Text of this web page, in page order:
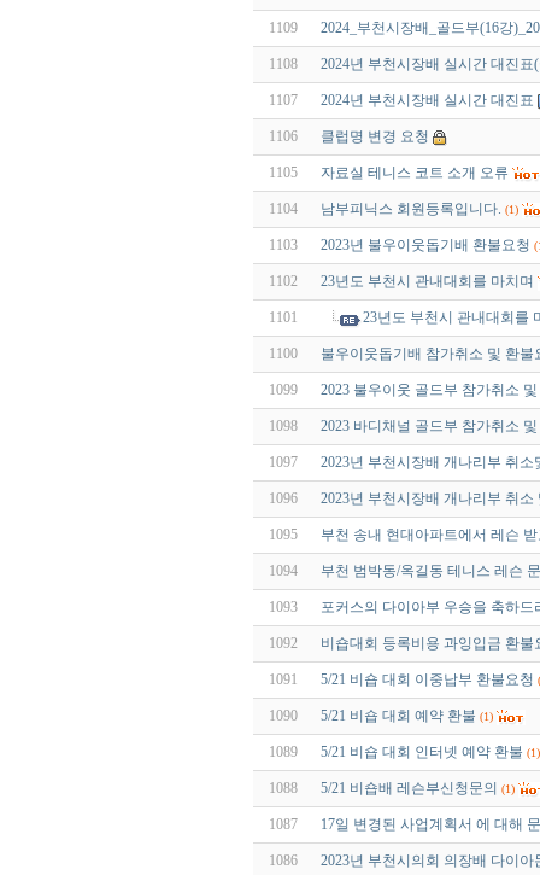
1109 2024_부천시장배_골드부(16강
1108 2024년 부천시장배 실시간 대진표
1107 2024년 부천시장배 실시간 대진표
1106 클럽명 변경 요청
1105 자료실 테니스 코트 소개 오류
1104 남부피닉스 회원등록입니다. (1)
1103 2023년 불우이웃돕기배 환불요청
1102 23년도 부천시 관내대회를 마치며
1101 23년도 부천시 관내대회를
1100 불우이웃돕기배 참가취소 및 환불
1099 2023 불우이웃 골드부 참가취소
1098 2023 바디채널 골드부 참가취소
1097 2023년 부천시장배 개나리부 취소
1096 2023년 부천시장배 개나리부 취소
1095 부천 송내 현대아파트에서 레슨
1094 부천 범박동/옥길동 테니스 레슨
1093 포커스의 다이아부 우승을 축하드
1092 비숍대회 등록비용 과잉입금 환불
1091 5/21 비숍 대회 이중납부 환불요청
1090 5/21 비숍 대회 예약 환불 (1)
1089 5/21 비숍 대회 인터넷 예약 환불 (1)
1088 5/21 비숍배 레슨부신청문의 (1)
1087 17일 변경된 사업계획서 에 대해
1086 2023년 부천시의회 의장배 다이